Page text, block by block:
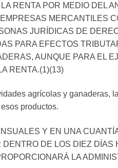
RENTA POR MEDIO DEL
MERCANTILES
JURÍDICAS DE
PARA EFECTOS
AUNQUE PARA EL
RENTA.(1)(13)
agrícolas y
productos.
Y EN UNA
DE LOS DIEZ
LA